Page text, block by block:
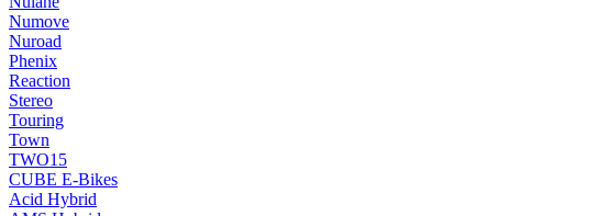
Numove
Nuroad
Phenix
Reaction
Stereo
Touring
Town
TWO15
CUBE E-Bikes
Acid Hybrid